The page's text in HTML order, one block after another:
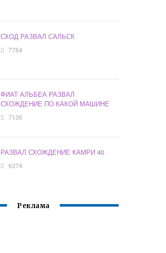
СХОД РАЗВАЛ САЛЬСК
7764
ФИАТ АЛЬБЕА РАЗВАЛ
СХОЖДЕНИЕ ПО КАКОЙ МАШИНЕ
7136
РАЗВАЛ СХОЖДЕНИЕ КАМРИ 40
6374
Реклама